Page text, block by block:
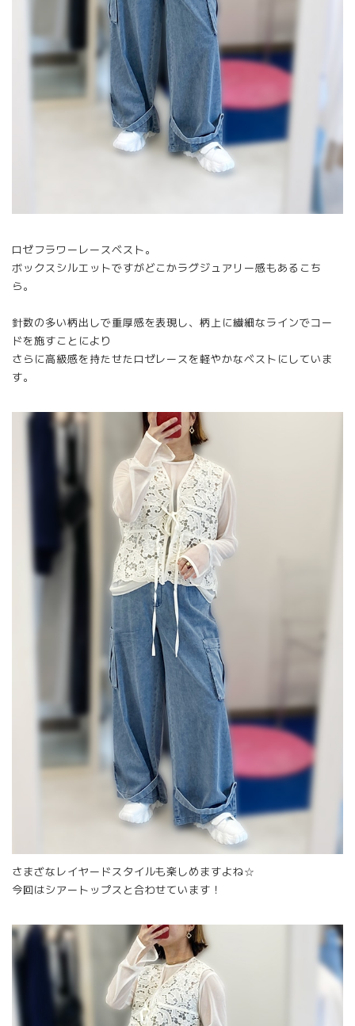
ロゼフラワーレースベスト。
ボックスシルエットですがどこかラグジュアリー感もあるこち
ら。
針数の多い柄出しで重厚感を表現し、柄上に繊細なラインでコー
ドを施すことにより
さらに高級感を持たせたロゼレースを軽やかなベストにしていま
す。
さまざなレイヤードスタイルも楽しめますよね☆
今回はシアートップスと合わせています！